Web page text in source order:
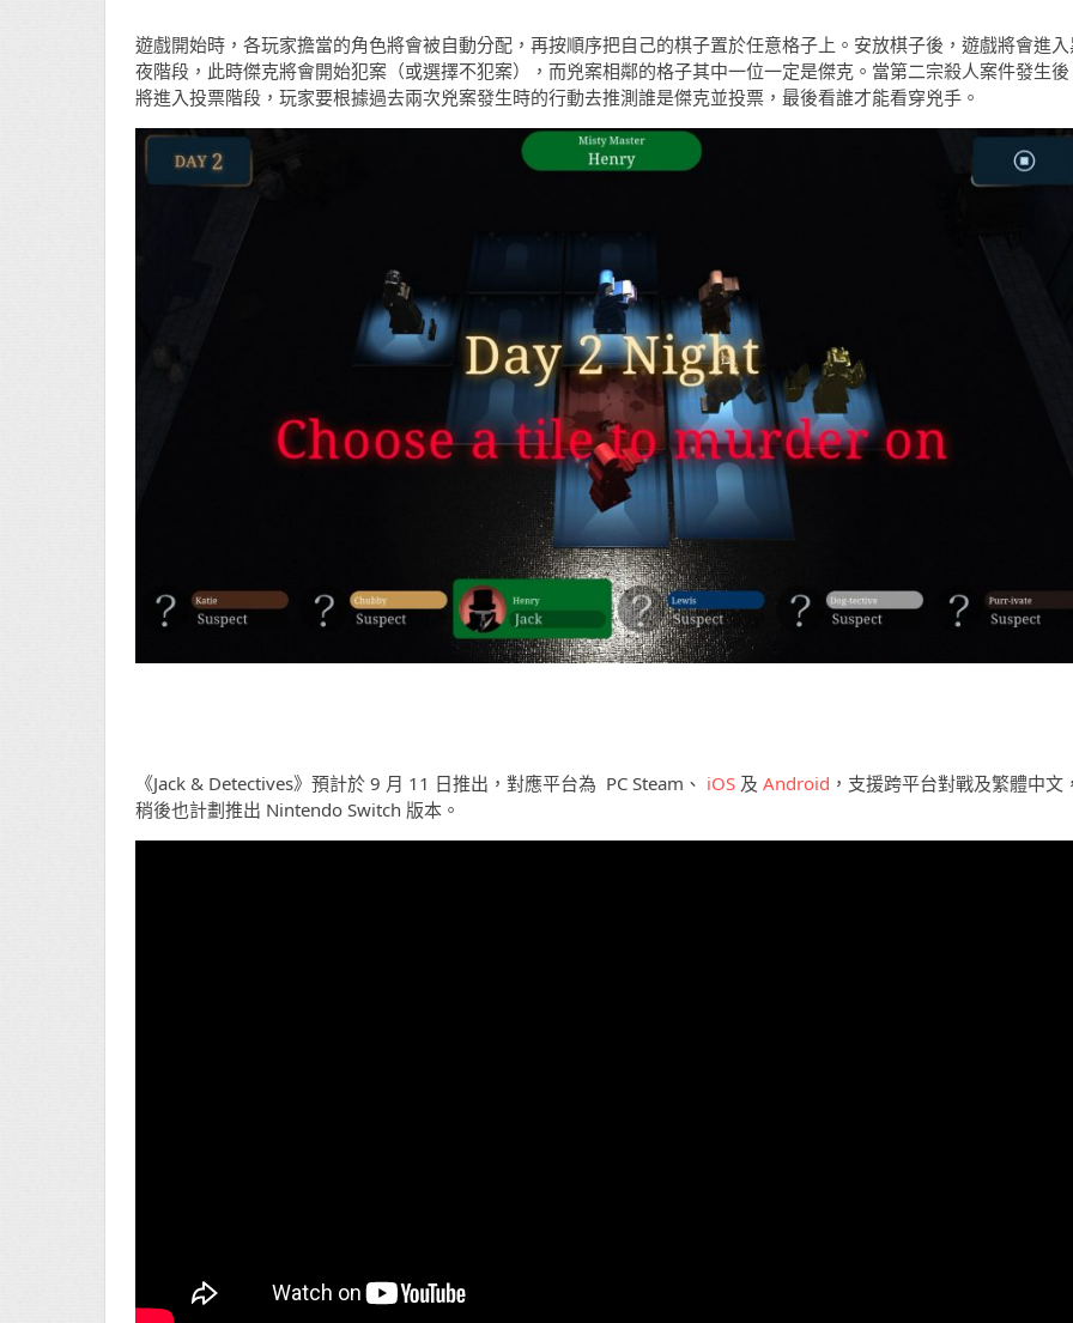
遊戲開始時，各玩家擔當的角色將會被自動分配，再按順序把自己的棋子置於任意格子上。安放棋子後，遊戲將會進
夜階段，此時傑克將會開始犯案（或選擇不犯案），而兇案相鄰的格子其中一位一定是傑克。當第二宗殺人案件發生
將進入投票階段，玩家要根據過去兩次兇案發生時的行動去推測誰是傑克並投票，最後看誰才能看穿兇手。
《Jack & Detectives》預計於 9 月 11 日推出，對應平台為 PC Steam、 iOS 及 Android ，支援跨平台對戰及繁體中文
稍後也計劃推出 Nintendo Switch 版本。